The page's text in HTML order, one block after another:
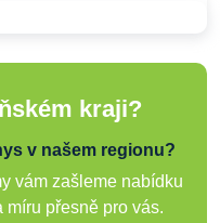
kraji?
v našem regionu?
vám zašleme nabídku
míru přesně pro vás.